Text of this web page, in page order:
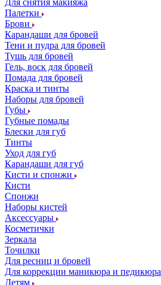
Для снятия макияжа
Палетки
Брови
Карандаши для бровей
Тени и пудра для бровей
Тушь для бровей
Гель, воск для бровей
Помада для бровей
Краска и тинты
Наборы для бровей
Губы
Губные помады
Блески для губ
Тинты
Уход для губ
Карандаши для губ
Кисти и спонжи
Кисти
Спонжи
Наборы кистей
Аксессуары
Косметички
Зеркала
Точилки
Для ресниц и бровей
Для коррекции маникюра и педикюра
Детям